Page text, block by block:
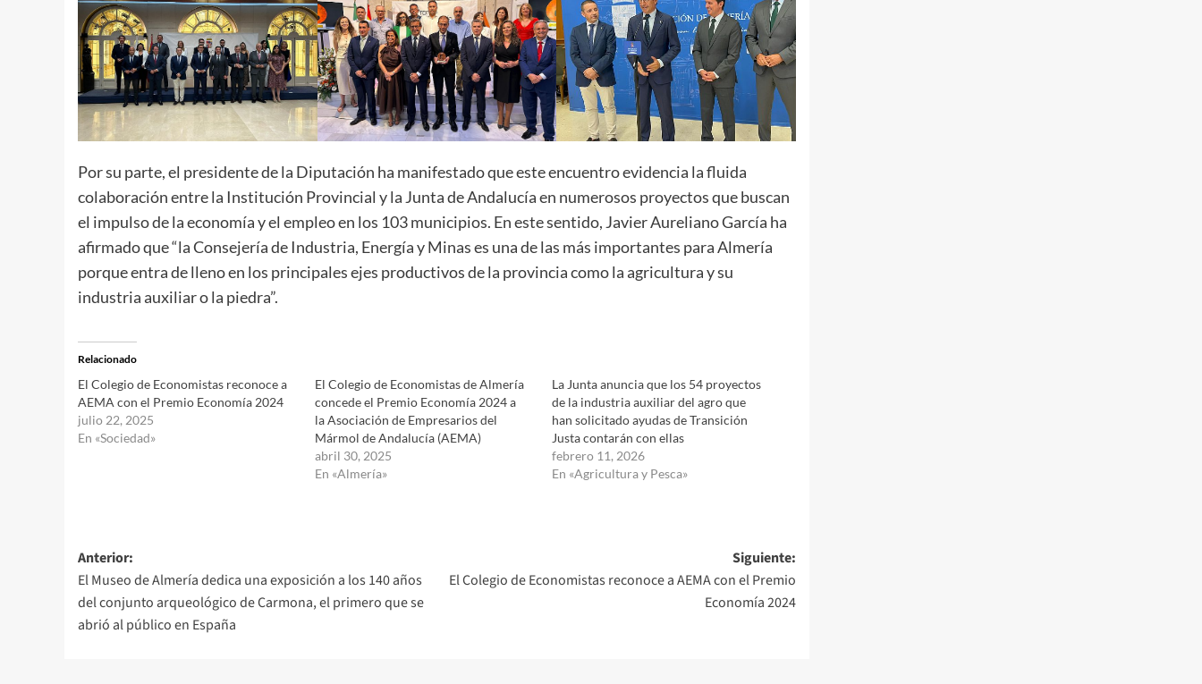
Por su parte, el presidente de la Diputación ha manifestado que este encuentro evidencia la fluida
colaboración entre la Institución Provincial y la Junta de Andalucía en numerosos proyectos que buscan
el impulso de la economía y el empleo en los 103 municipios. En este sentido, Javier Aureliano García ha
afirmado que “la Consejería de Industria, Energía y Minas es una de las más importantes para Almería
porque entra de lleno en los principales ejes productivos de la provincia como la agricultura y su
industria auxiliar o la piedra”.
Relacionado
El Colegio de Economistas reconoce a
AEMA con el Premio Economía 2024
julio 22, 2025
En «Sociedad»
El Colegio de Economistas de Almería
concede el Premio Economía 2024 a
la Asociación de Empresarios del
Mármol de Andalucía (AEMA)
abril 30, 2025
En «Almería»
La Junta anuncia que los 54 proyectos
de la industria auxiliar del agro que
han solicitado ayudas de Transición
Justa contarán con ellas
febrero 11, 2026
En «Agricultura y Pesca»
Navegación
de
entradas
Anterior:
El Museo de Almería dedica una exposición a los 140 años
del conjunto arqueológico de Carmona, el primero que se
abrió al público en España
Siguiente:
El Colegio de Economistas reconoce a AEMA con el Premio
Economía 2024